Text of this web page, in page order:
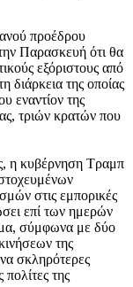
προέδρου
Παρασκευή ότι θα
εξόριστους από
διάρκεια της οποίας
εναντίον της
τριών κρατών που
η κυβέρνηση Τραμπ
στις εμπορικές
επί των ημερών
σύμφωνα με δύο
της
σκληρότερες
της